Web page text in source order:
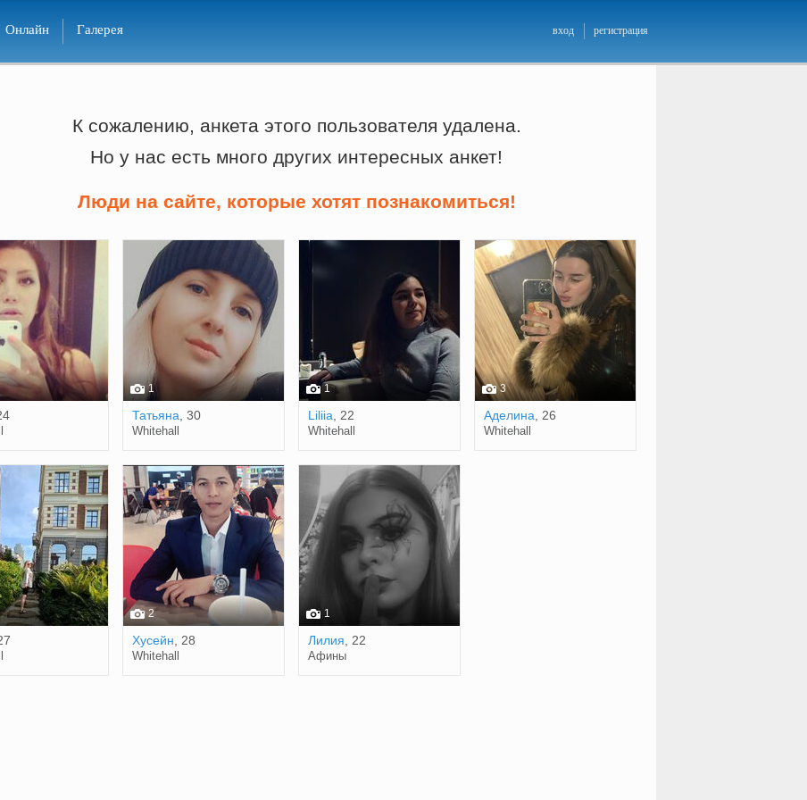
Онлайн Галерея вход регистрация
К сожалению, анкета этого пользователя удалена.
Но у нас есть много других интересных анкет!
Люди на сайте, которые хотят познакомиться!
1
Татьяна , 30
Whitehall
1
Liliia , 22
Whitehall
3
Аделина , 26
Whitehall
2
Хусейн , 28
Whitehall
1
Лилия , 22
Афины